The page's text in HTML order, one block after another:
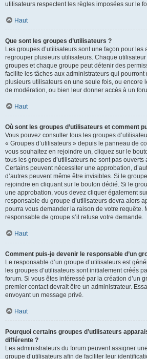
utilisateurs respectent les règles imposées sur le
Haut
Que sont les groupes d’utilisateurs ?
Les groupes d’utilisateurs sont une façon pour les
regrouper plusieurs utilisateurs. Chaque
groupes et chaque groupe peut détenir des
facilite les tâches aux administrateurs qui
plusieurs utilisateurs en une seule fois, ou encore
de modération, ou bien leur donner accès à un
Haut
Où sont les groupes d’utilisateurs et comment
Vous pouvez consulter tous les groupes
« Groupes d’utilisateurs » depuis le panneau de
vous souhaitez en rejoindre un, cliquez sur le
tous les groupes d’utilisateurs ne sont pas
Certains peuvent nécessiter une approbation,
d’autres peuvent même être invisibles. Si le
rejoindre en cliquant sur le bouton dédié. Si le
une approbation, vous devez cliquer également
responsable du groupe d’utilisateurs devra alors
pourra vous demander la raison de votre requête.
responsable de groupe s’il refuse votre demande.
Haut
Comment puis-je devenir le responsable d’un
Le responsable d’un groupe d’utilisateurs est
les groupes d’utilisateurs sont initialement créés
forum. Si vous êtes intéressé par la création d’un
premier contact devrait être un administrateur.
envoyant un message privé.
Haut
Pourquoi certains groupes d’utilisateurs
différente ?
Les administrateurs du forum peuvent assigner
groupe d’utilisateurs afin de faciliter leur